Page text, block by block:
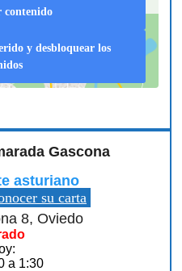
contenido
y desbloquear los
Gascona
asturiano
su carta
8, Oviedo
a 1:30